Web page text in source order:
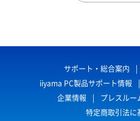
サポート・総合案内
iiyama PC製品サポート情報
企業情報
プレスルー
特定商取引法に